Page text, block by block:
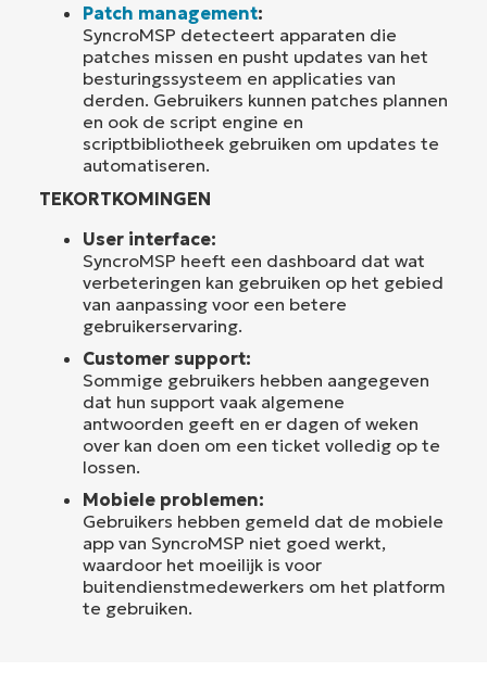
Patch management:
SyncroMSP detecteert apparaten die
patches missen en pusht updates van het
besturingssysteem en applicaties van
derden. Gebruikers kunnen patches plannen
en ook de script engine en
scriptbibliotheek gebruiken om updates te
automatiseren.
TEKORTKOMINGEN
User interface:
SyncroMSP heeft een dashboard dat wat
verbeteringen kan gebruiken op het gebied
van aanpassing voor een betere
gebruikerservaring.
Customer support:
Sommige gebruikers hebben aangegeven
dat hun support vaak algemene
antwoorden geeft en er dagen of weken
over kan doen om een ticket volledig op te
lossen.
Mobiele problemen:
Gebruikers hebben gemeld dat de mobiele
app van SyncroMSP niet goed werkt,
waardoor het moeilijk is voor
buitendienstmedewerkers om het platform
te gebruiken.